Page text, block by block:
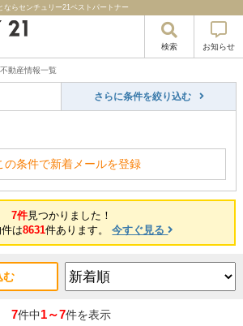
ならセンチュリー21ベストパートナー
検索 お知らせ
不動産情報一覧
さらに条件を絞り込む
の条件で新着メールを登録
7件見つかりました！
は8631件あります。今すぐ見る
む
7件中1～7件を表示